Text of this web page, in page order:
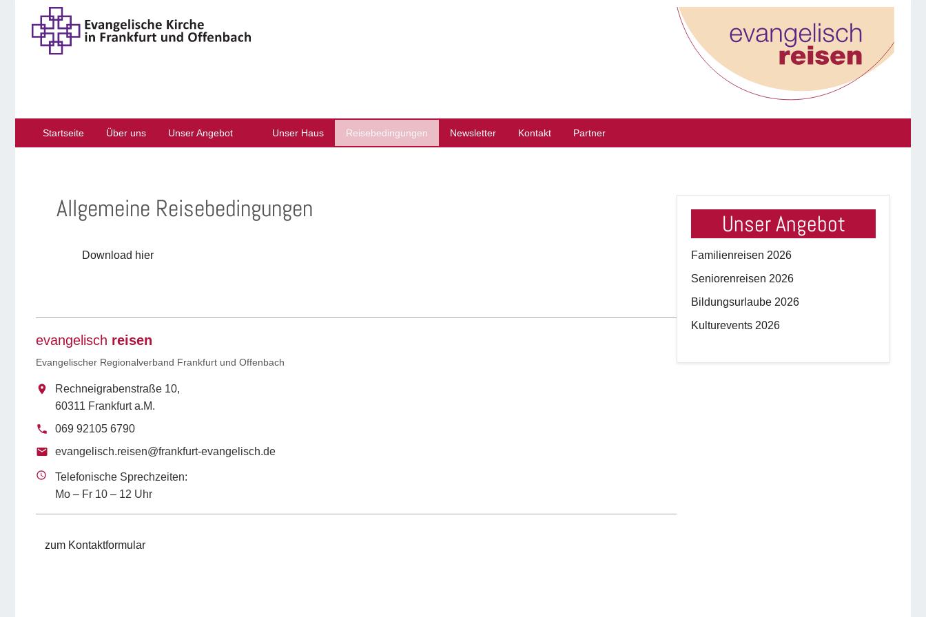
Startseite Über uns Unser Angebot Unser Haus Reisebedingungen Newsletter Kontakt Partner
Allgemeine Reisebedingungen
Download hier
evangelisch reisen
Evangelischer Regionalverband Frankfurt und Offenbach
Rechneigrabenstraße 10,
60311 Frankfurt a.M.
069 92105 6790
evangelisch.reisen@frankfurt-evangelisch.de
Telefonische Sprechzeiten:
Mo – Fr 10 – 12 Uhr
zum Kontaktformular
Unser Angebot
Familienreisen 2026
Seniorenreisen 2026
Bildungsurlaube 2026
Kulturevents 2026